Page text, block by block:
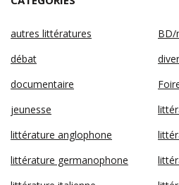
autres littératures
BD/
débat
documentaire
jeunesse
littérature anglophone
littérature germanophone